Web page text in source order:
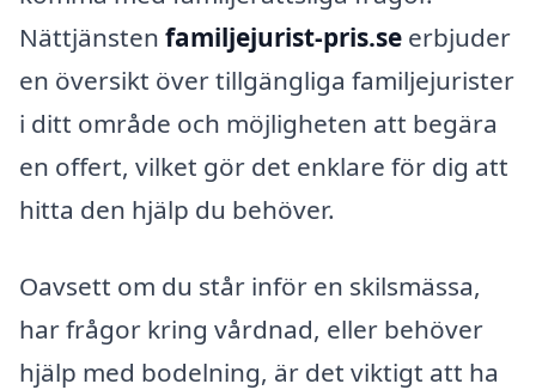
Nättjänsten familjejurist-pris.se erbjuder
en översikt över tillgängliga familjejurister
i ditt område och möjligheten att begära
en offert, vilket gör det enklare för dig att
hitta den hjälp du behöver.
Oavsett om du står inför en skilsmässa,
har frågor kring vårdnad, eller behöver
hjälp med bodelning, är det viktigt att ha